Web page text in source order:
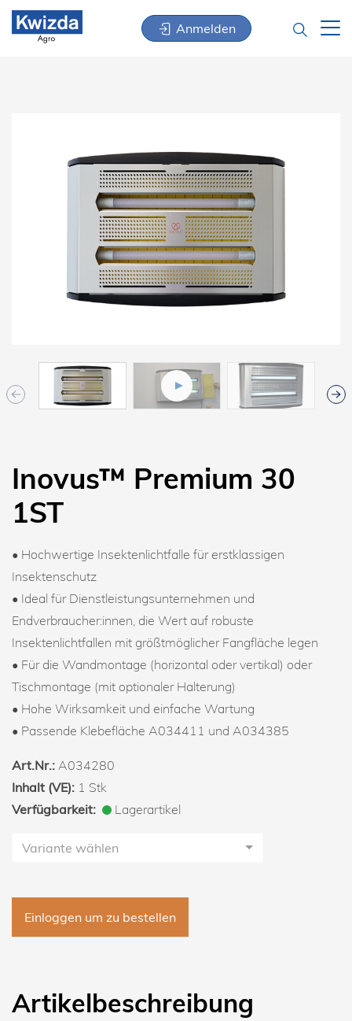
Anmelden
Inovus™ Premium 30
1ST
• Hochwertige Insektenlichtfalle für erstklassigen
Insektenschutz
• Ideal für Dienstleistungsunternehmen und
Endverbraucher:innen, die Wert auf robuste
Insektenlichtfallen mit größtmöglicher Fangfläche legen
• Für die Wandmontage (horizontal oder vertikal) oder
Tischmontage (mit optionaler Halterung)
• Hohe Wirksamkeit und einfache Wartung
• Passende Klebefläche A034411 und A034385
Art.Nr.: A034280
Inhalt (VE): 1 Stk
Verfügbarkeit:
Lagerartikel
Variante wählen
Einloggen um zu bestellen
Artikelbeschreibung